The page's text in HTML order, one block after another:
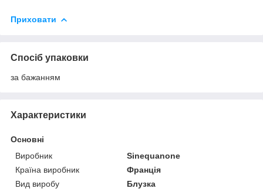
Приховати
Спосіб упаковки
за бажанням
Характеристики
Основні
Виробник
Sinequanone
Країна виробник
Франція
Вид виробу
Блузка